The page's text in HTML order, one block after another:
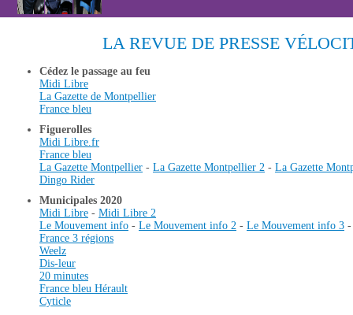
LA REVUE DE PRESSE
Cédez le passage au feu
Midi Libre
La Gazette de Montpellier
France bleu
Figuerolles
Midi Libre.fr
France bleu
La Gazette Montpellier - La Gazette Montpellier 2 - La Gazette
Dingo Rider
Municipales 2020
Midi Libre - Midi Libre 2
Le Mouvement info - Le Mouvement info 2 - Le Mouvement info 3
France 3 régions
Weelz
Dis-leur
20 minutes
France bleu Hérault
Cyticle